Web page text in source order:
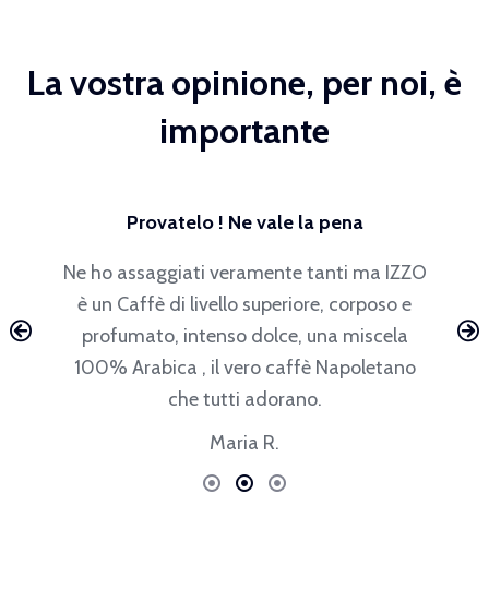
La vostra opinione, per noi, è
importante
Provatelo ! Ne vale la pena
Ne ho assaggiati veramente tanti ma IZZO
è un Caffè di livello superiore, corposo e
profumato, intenso dolce, una miscela
100% Arabica , il vero caffè Napoletano
che tutti adorano.
Maria R.